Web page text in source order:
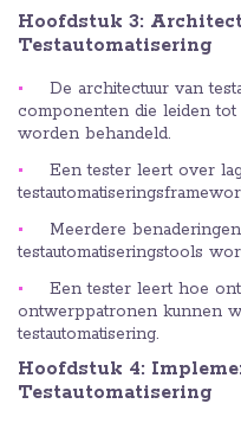
Hoofdstuk 3:
Testautomatisering
De architectuur van
componenten die leiden tot
worden behandeld.
Een tester leert over
Meerdere
testautomatiseringstools
Een tester leert hoe
ontwerppatronen kunnen
testautomatisering.
Hoofdstuk 4:
Testautomatisering